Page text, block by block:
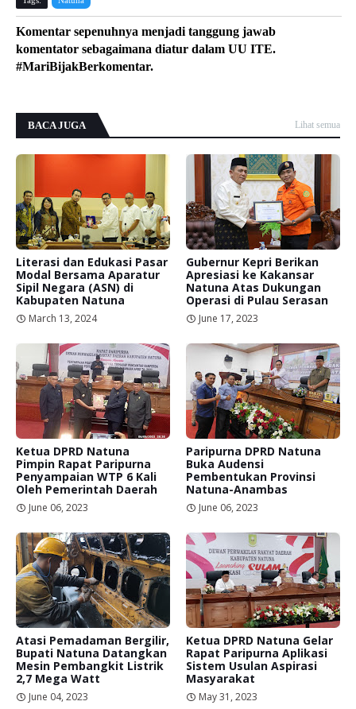
Komentar sepenuhnya menjadi tanggung jawab
komentator sebagaimana diatur dalam UU ITE.
#MariBijakBerkomentar.
BACA JUGA Lihat semua
Literasi dan Edukasi Pasar
Modal Bersama Aparatur
Sipil Negara (ASN) di
Kabupaten Natuna
March 13, 2024
Gubernur Kepri Berikan
Apresiasi ke Kakansar
Natuna Atas Dukungan
Operasi di Pulau Serasan
June 17, 2023
Ketua DPRD Natuna
Pimpin Rapat Paripurna
Penyampaian WTP 6 Kali
Oleh Pemerintah Daerah
June 06, 2023
Paripurna DPRD Natuna
Buka Audensi
Pembentukan Provinsi
Natuna-Anambas
June 06, 2023
Atasi Pemadaman Bergilir,
Bupati Natuna Datangkan
Mesin Pembangkit Listrik
2,7 Mega Watt
June 04, 2023
Ketua DPRD Natuna Gelar
Rapat Paripurna Aplikasi
Sistem Usulan Aspirasi
Masyarakat
May 31, 2023